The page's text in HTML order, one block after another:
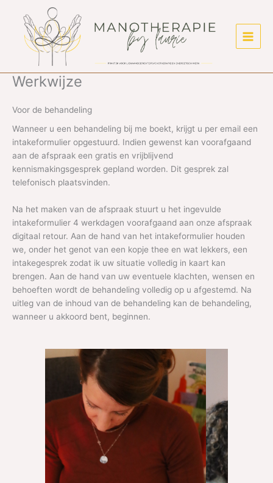
Werkwijze
Voor de behandeling
Wanneer u een behandeling bij me boekt, krijgt u per email een
intakeformulier opgestuurd. Indien gewenst kan voorafgaand
aan de afspraak een gratis en vrijblijvend
kennismakingsgesprek gepland worden. Dit gesprek zal
telefonisch plaatsvinden.
Na het maken van de afspraak stuurt u het ingevulde
intakeformulier 4 werkdagen voorafgaand aan onze afspraak
digitaal retour. Aan de hand van het intakeformulier houden
we, onder het genot van een kopje thee en wat lekkers, een
intakegesprek zodat ik uw situatie volledig in kaart kan
brengen. Aan de hand van uw eventuele klachten, wensen en
behoeften wordt de behandeling volledig op u afgestemd. Na
uitleg van de inhoud van de behandeling kan de behandeling,
wanneer u akkoord bent, beginnen.